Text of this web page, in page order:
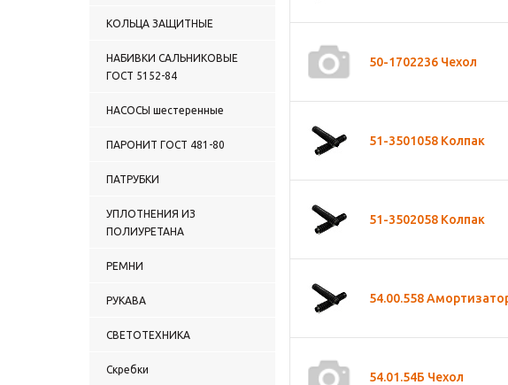
КОЛЬЦА ЗАЩИТНЫЕ
НАБИВКИ САЛЬНИКОВЫЕ
ГОСТ 5152-84
НАСОСЫ шестеренные
ПАРОНИТ ГОСТ 481-80
ПАТРУБКИ
УПЛОТНЕНИЯ ИЗ
ПОЛИУРЕТАНА
РЕМНИ
РУКАВА
СВЕТОТЕХНИКА
Скребки
50-1702236 Чехол
51-3501058 Колпак
51-3502058 Колпак
54.00.558
54.01.54Б Чехол